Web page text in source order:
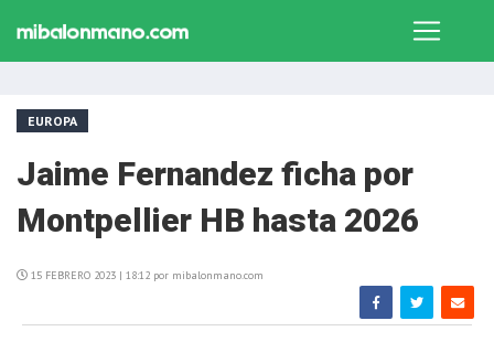
EUROPA
Jaime Fernandez ficha por
Montpellier HB hasta 2026
15 FEBRERO 2023 | 18:12 por mibalonmano.com